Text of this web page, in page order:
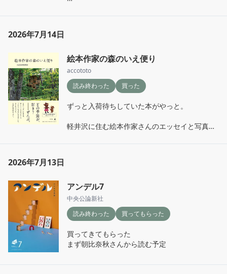
が立ってくる。
2026年7月14日
絵本作家の森のいえ便り
accototo
読み終わった
買った
ずっと入荷待ちしていた本がやっと。
軽井沢に住む絵本作家さんのエッセイと写真
2026年7月13日
アンデル7
中央公論新社
読み終わった
買ってもらった
買ってきてもらった
まず朝比奈秋さんから読む予定